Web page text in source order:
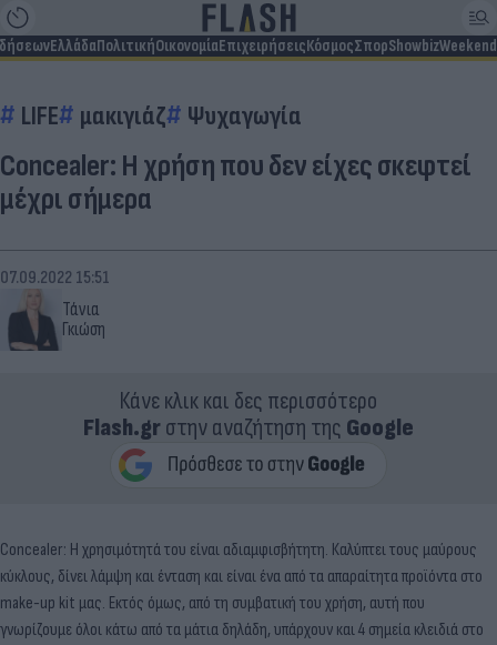
ΕλλάδαΠολιτικήΟικονομίαΕπιχειρήσειςΚόσμοςΣπορShowbizWeekend
LIFE μακιγιάζ Ψυχαγωγία
Concealer: Η χρήση που δεν είχες σκεφτεί
μέχρι σήμερα
Τάνια
Γκιώση
07.09.2022 15:51
Κάνε κλικ και δες περισσότερο
Flash.grστην αναζήτηση της Google
Concealer: Η χρησιμότητά του είναι αδιαμφισβήτητη. Καλύπτει τους μαύρους
κύκλους, δίνει λάμψη και ένταση και είναι ένα από τα απαραίτητα προϊόντα στο
make-up kit μας. Εκτός όμως, από τη συμβατική του χρήση, αυτή που
γνωρίζουμε όλοι κάτω από τα μάτια δηλάδη, υπάρχουν και 4 σημεία κλειδιά στο